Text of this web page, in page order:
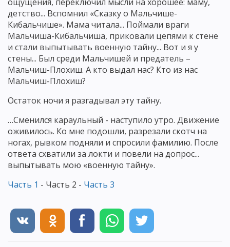
детство... Вспомнил «Сказку о Мальчише-
Кибальчише». Мама читала... Поймали враги
Мальчиша-Кибальчиша, приковали цепями к стене
и стали выпытывать военную тайну... Вот и я у
стены... Был среди Мальчишей и предатель –
Мальчиш-Плохиш. А кто выдал нас? Кто из нас
Мальчиш-Плохиш?
Остаток ночи я разгадывал эту тайну.
…Сменился караульный - наступило утро. Движение
оживилось. Ко мне подошли, разрезали скотч на
ногах, рывком подняли и спросили фамилию. После
ответа схватили за локти и повели на допрос...
выпытывать мою «военную тайну».
Часть 1 - Часть 2 - Часть 3